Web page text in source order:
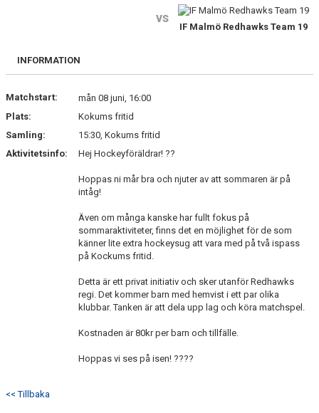
LAGKLÄDER
vs
IF Malmö Redhawks Team 19
INFORMATION
Matchstart:
mån 08 juni, 16:00
Plats:
Kokums fritid
Samling:
15:30, Kokums fritid
Aktivitetsinfo:
Hej Hockeyföräldrar! ??
Hoppas ni mår bra och njuter av att sommaren är på
intåg!
Även om många kanske har fullt fokus på
sommaraktiviteter, finns det en möjlighet för de som
känner lite extra hockeysug att vara med på två ispass
på Kockums fritid.
Detta är ett privat initiativ och sker utanför Redhawks
regi. Det kommer barn med hemvist i ett par olika
klubbar. Tanken är att dela upp lag och köra matchspel.
Kostnaden är 80kr per barn och tillfälle.
Hoppas vi ses på isen! ????
<< Tillbaka